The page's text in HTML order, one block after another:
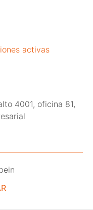
activas
4001, oficina 81,